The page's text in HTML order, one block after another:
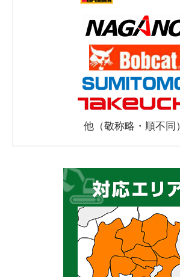
他（敬称略・順不同）